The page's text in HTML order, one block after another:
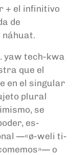
+ el infinitivo
de
yaw tech-kwa
que el
en el singular
plural
se
es-
—«ø-weli ti-
o